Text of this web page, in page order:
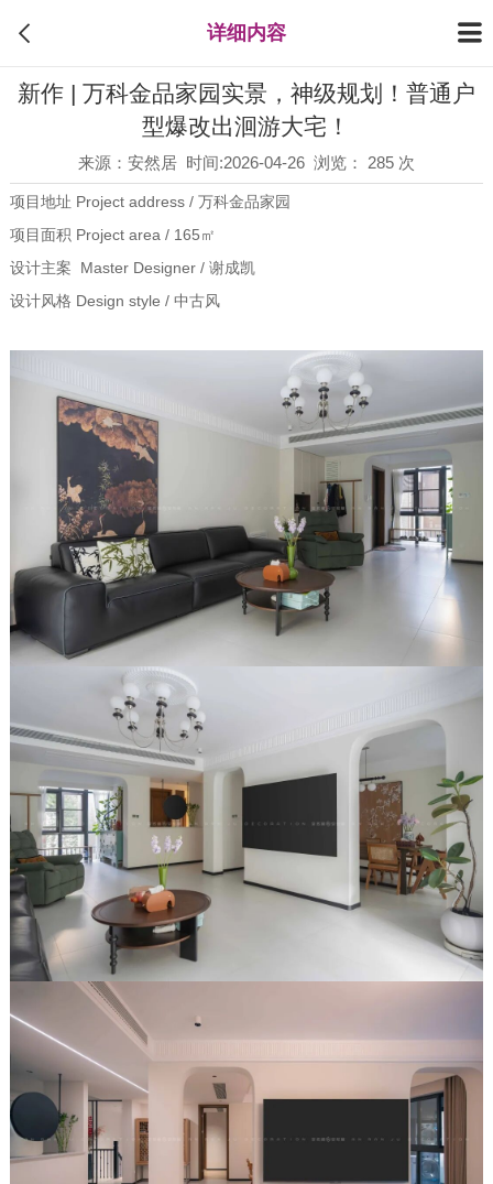
详细内容
新作 | 万科金品家园实景，神级规划！普通户
型爆改出洄游大宅！
来源：安然居 时间:2026-04-26 浏览： 285 次
项目地址 Project address / 万科金品家园
项目面积 Project area / 165㎡
设计主案 Master Designer / 谢成凯
设计风格 Design style / 中古风